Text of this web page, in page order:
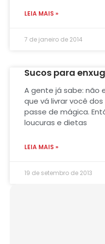
LEIA MAIS »
7 de janeiro de 2014
Sucos para
A gente já sabe: não
que vá livrar você
passe de mágica.
loucuras e dietas
LEIA MAIS »
19 de setembro de 2013